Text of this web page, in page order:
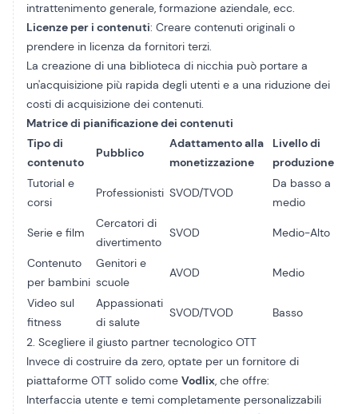
intrattenimento generale, formazione aziendale, ecc.
Licenze per i contenuti: Creare contenuti originali o
prendere in licenza da fornitori terzi.
La creazione di una biblioteca di nicchia può portare a
un'acquisizione più rapida degli utenti e a una riduzione dei
costi di acquisizione dei contenuti.
Matrice di pianificazione dei contenuti
Tipo di
contenuto
Pubblico
Adattamento alla
monetizzazione
Livello di
produzione
Tutorial e
corsi
Professionisti SVOD/TVOD
Da basso a
medio
Serie e film
Cercatori di
divertimento
SVOD Medio-Alto
Contenuto
per bambini
Genitori e
scuole
AVOD Medio
Video sul
fitness
Appassionati
di salute
SVOD/TVOD Basso
2. Scegliere il giusto partner tecnologico OTT
Invece di costruire da zero, optate per un fornitore di
piattaforme OTT solido come Vodlix, che offre:
Interfaccia utente e temi completamente personalizzabili